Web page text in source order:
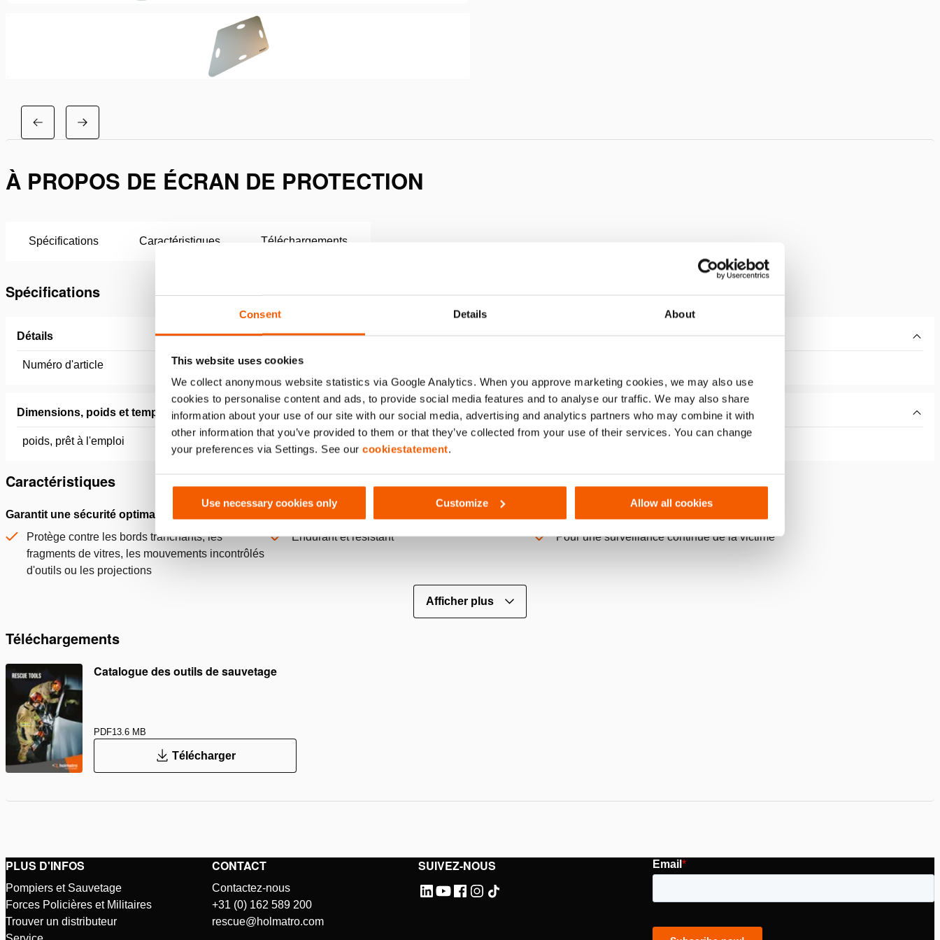
Consent Details About
This website uses cookies
We collect anonymous website statistics via Google Analytics. When you approve marketing cookies, we may also use
cookies to personalise content and ads, to provide social media features and to analyse our traffic. We may also share
information about your use of our site with our social media, advertising and analytics partners who may combine it with
other information that you’ve provided to them or that they’ve collected from your use of their services. You can change
your preferences via Settings. See our cookiestatement.
Use necessary cookies only Customize Allow all cookies
À PROPOS DE ÉCRAN DE PROTECTION
Spécifications Caractéristiques Téléchargements
Spécifications
Détails
Numéro d'article 150.182.045
Dimensions, poids et temperature
poids, prêt à l'emploi 2.9 kg
Caractéristiques
Garantit une sécurité optimale à la victime
Protège contre les bords tranchants, les
fragments de vitres, les mouvements incontrôlés
d'outils ou les projections
Endurant et résistant
Pour une surveillance continue de la victime
Afficher plus
Téléchargements
Catalogue des outils de sauvetage
PDF13.6 MB
Télécharger
SUIVEZ-NOUS
PLUS D'INFOS
Pompiers et Sauvetage
Forces Policières et Militaires
Trouver un distributeur
CONTACT
Contactez-nous
+31 (0) 162 589 200
rescue@holmatro.com